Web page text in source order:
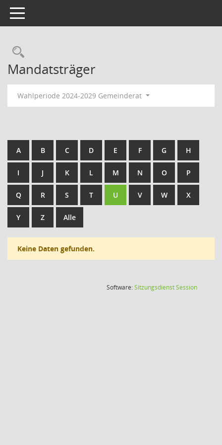
Toggle navigation
Rechercheauswahl
Mandatsträger
Wahlperiode 2024-2029 Gemeinderat
A B C D E F G H
I J K L M N O P
Q R S T U V W X
Y Z Alle
Keine Daten gefunden.
Software:SitzungsdienstSession(Wird in